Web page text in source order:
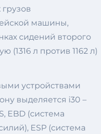
машины,
сидений второго
(1316 л против 1162 л)
устройствами
выделяется i30 –
EBD (система
ESP (система